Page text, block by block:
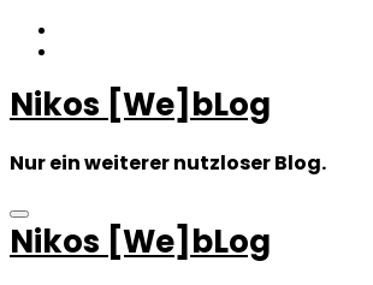
Zum
Inhalt
Nikos [We]bLog
Nur ein weiterer nutzloser Blog.
Nikos [We]bLog